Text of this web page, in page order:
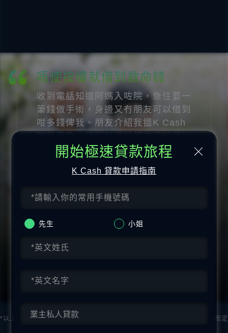
開始極速貸款旅程
K Cash 貸款申請指南
先生 小姐
個仔結婚要得體地過大禮
見到個仔終於要娶老婆，梗係要搞得
好好睇睇。上網見到K Cash唔使樓
契同按樓就可以借錢，申請過程仲冇
任何隱藏收費，第二日就拎到現金喺
$100,000
*以上業主貸款例子僅供參考。客戶可獲享之最終利率將按其個人信貸狀況而定